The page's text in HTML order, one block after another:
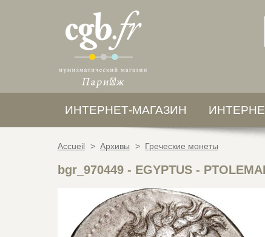
ИНТЕРНЕТ-МАГАЗИН
Accueil > Архивы > Греческие монеты
bgr_970449 - EGYPTUS -